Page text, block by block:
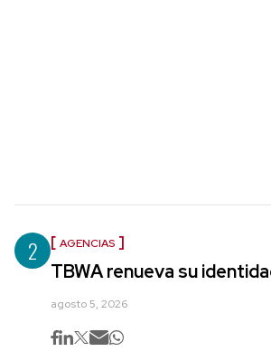
2 AGENCIAS
TBWA renueva su
agosto 5, 2026